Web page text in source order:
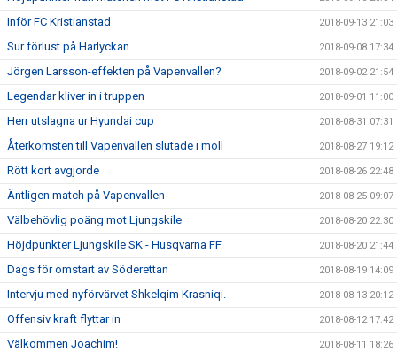
Inför FC Kristianstad 2018-09-13 21:03
Sur förlust på Harlyckan 2018-09-08 17:34
Jörgen Larsson-effekten på Vapenvallen? 2018-09-02 21:54
Legendar kliver in i truppen 2018-09-01 11:00
Herr utslagna ur Hyundai cup 2018-08-31 07:31
Återkomsten till Vapenvallen slutade i moll 2018-08-27 19:12
Rött kort avgjorde 2018-08-26 22:48
Äntligen match på Vapenvallen 2018-08-25 09:07
Välbehövlig poäng mot Ljungskile 2018-08-20 22:30
Höjdpunkter Ljungskile SK - Husqvarna FF 2018-08-20 21:44
Dags för omstart av Söderettan 2018-08-19 14:09
Intervju med nyförvärvet Shkelqim Krasniqi. 2018-08-13 20:12
Offensiv kraft flyttar in 2018-08-12 17:42
Välkommen Joachim! 2018-08-11 18:26